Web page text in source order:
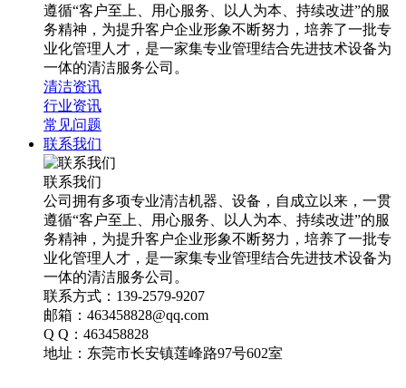
遵循“客户至上、用心服务、以人为本、持续改进”的服
务精神，为提升客户企业形象不断努力，培养了一批专
业化管理人才，是一家集专业管理结合先进技术设备为
一体的清洁服务公司。
清洁资讯
行业资讯
常见问题
联系我们
联系我们
公司拥有多项专业清洁机器、设备，自成立以来，一贯
遵循“客户至上、用心服务、以人为本、持续改进”的服
务精神，为提升客户企业形象不断努力，培养了一批专
业化管理人才，是一家集专业管理结合先进技术设备为
一体的清洁服务公司。
联系方式：139-2579-9207
邮箱：463458828@qq.com
Q Q：463458828
地址：东莞市长安镇莲峰路97号602室